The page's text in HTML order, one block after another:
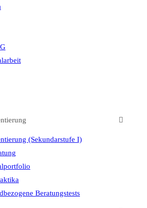
(Sekundarstufe I)
Beratungstests